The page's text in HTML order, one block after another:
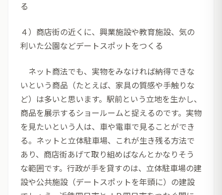
る
４）商店街の近くに、興業施設や教育施設、気の
利いた公園などデートスポットをつくる
ネット商法でも、実物をみなければ納得できな
いという商品（たとえば、家具の質感や手触りな
ど）は多いと思います。駅前という立地を生かし、
商品を展示するショールームと捉えるのです。実物
を見たいという人は、車や電車で見ることができ
る。ネットと立体駐車場、これが生き残る方法で
あり、商店街あげて取り組めばなんとかなりそう
な範囲です。行政が手を貸すのは、立体駐車場の建
設や公共施設（デートスポットを年頭に）の建設